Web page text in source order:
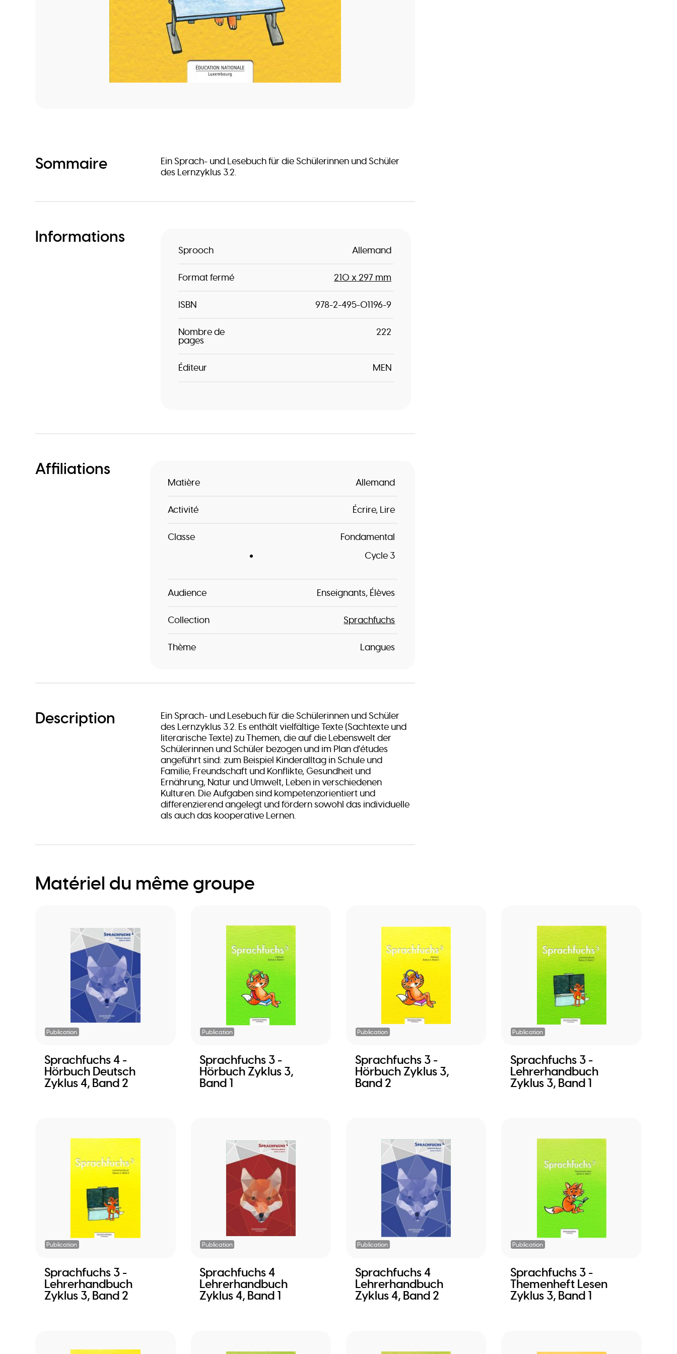
Sommaire
Ein Sprach- und Lesebuch für die Schülerinnen und Schüler
des Lernzyklus 3.2.
Informations
Sprooch Allemand
Format fermé 210 x 297 mm
ISBN 978-2-495-01196-9
Nombre de
pages
222
Éditeur MEN
Affiliations
Matière Allemand
Activité Écrire Lire
Classe
Fondamental
Cycle 3
Audience Enseignants Élèves
Collection Sprachfuchs
Thème Langues
Description
Ein Sprach- und Lesebuch für die Schülerinnen und Schüler
des Lernzyklus 3.2. Es enthält vielfältige Texte (Sachtexte und
literarische Texte) zu Themen, die auf die Lebenswelt der
Schülerinnen und Schüler bezogen und im Plan d'études
angeführt sind: zum Beispiel Kinderalltag in Schule und
Familie, Freundschaft und Konflikte, Gesundheit und
Ernährung, Natur und Umwelt, Leben in verschiedenen
Kulturen. Die Aufgaben sind kompetenzorientiert und
differenzierend angelegt und fördern sowohl das individuelle
als auch das kooperative Lernen.
Matériel du même groupe
Publication
Sprachfuchs 4 -
Hörbuch Deutsch
Zyklus 4, Band 2
Publication
Sprachfuchs 3 -
Hörbuch Zyklus 3,
Band 1
Publication
Sprachfuchs 3 -
Hörbuch Zyklus 3,
Band 2
Publication
Sprachfuchs 3 -
Lehrerhandbuch
Zyklus 3, Band 1
Publication
Sprachfuchs 3 -
Lehrerhandbuch
Zyklus 3, Band 2
Publication
Sprachfuchs 4
Lehrerhandbuch
Zyklus 4, Band 1
Publication
Sprachfuchs 4
Lehrerhandbuch
Zyklus 4, Band 2
Publication
Sprachfuchs 3 -
Themenheft Lesen
Zyklus 3, Band 1